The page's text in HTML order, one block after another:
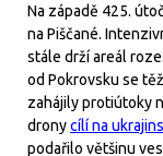
Na západě 425.
na Piščané.
stále drží areál
od Pokrovsku se
zahájily protiútoky
dronycílí na
podařilo většinu